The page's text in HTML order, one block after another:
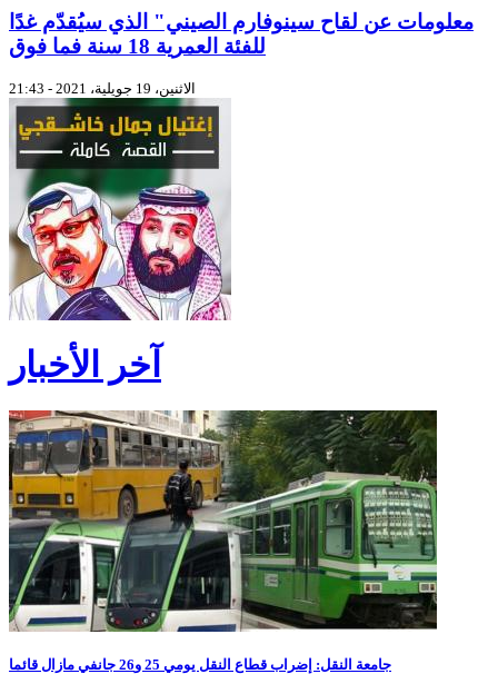
معلومات عن لقاح سينوفارم الصيني" الذي سيُقدّم غدًا
للفئة العمرية 18 سنة فما فوق
الاثنين، 19 جويلية، 2021 - 21:43
آخر الأخبار
جامعة النقل: إضراب قطاع النقل يومي 25 و26 جانفي مازال قائما